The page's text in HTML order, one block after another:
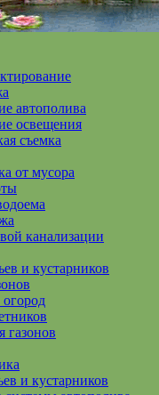
автополива
освещения
съемка
от мусора
канализации
и кустарников
газонов
и кустарников